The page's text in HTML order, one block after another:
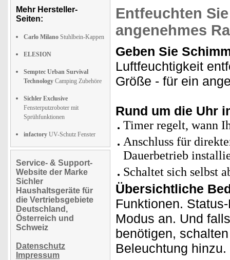
Mehr Hersteller-
Seiten:
Carlo Milano Stuhlbein-Kappen
ELESION
Semptec Urban Survival
Technology Camping Zubehöre
Sichler Exclusive
Fensterputzroboter mit
Sprühfunktionen
infactory UV-Schutz Fenster
Service- & Support-
Website der Marke
Sichler
Haushaltsgeräte für
die Vertriebsgebiete
Deutschland,
Österreich und
Schweiz
Datenschutz
Impressum
Entfeuchten
angenehmes
Geben Sie
Luftfeuchtigkeit
Größe - für ein
Rund um die Uhr
Timer regelt, wann
Anschluss für
Dauerbetrieb
Schaltet sich selbst
Übersichtliche
Funktionen.
Modus an. Und
benötigen,
Beleuchtung hinzu.